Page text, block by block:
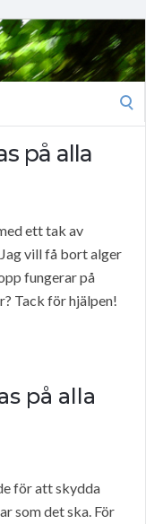
på alla
ett tak av
vill få bort alger
fungerar på
Tack för hjälpen!
på alla
för att skydda
som det ska. För